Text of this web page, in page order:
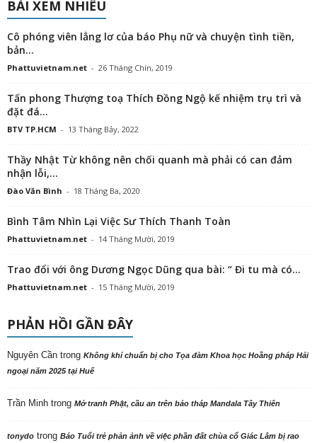
BÀI XEM NHIỀU
Cô phóng viên lẳng lơ của báo Phụ nữ và chuyện tình tiền,
bản...
Phattuvietnam.net - 26 Tháng Chín, 2019
Tấn phong Thượng toạ Thích Đồng Ngộ kế nhiệm trụ trì và
đặt đá...
BTV TP.HCM - 13 Tháng Bảy, 2022
Thầy Nhật Từ không nên chối quanh mà phải có can đảm
nhận lỗi,...
Đào Văn Bình - 18 Tháng Ba, 2020
Bình Tâm Nhìn Lại Việc Sư Thích Thanh Toàn
Phattuvietnam.net - 14 Tháng Mười, 2019
Trao đổi với ông Dương Ngọc Dũng qua bài: “ Đi tu mà có...
Phattuvietnam.net - 15 Tháng Mười, 2019
PHẢN HỒI GẦN ĐÂY
Nguyên Cần trong Không khí chuẩn bị cho Tọa đàm Khoa học Hoằng pháp Hải
ngoại năm 2025 tại Huế
Trần Minh trong Mở tranh Phật, cầu an trên bảo tháp Mandala Tây Thiên
tonydo trong Báo Tuổi trẻ phản ảnh về việc phần đất chùa cổ Giác Lâm bị rao